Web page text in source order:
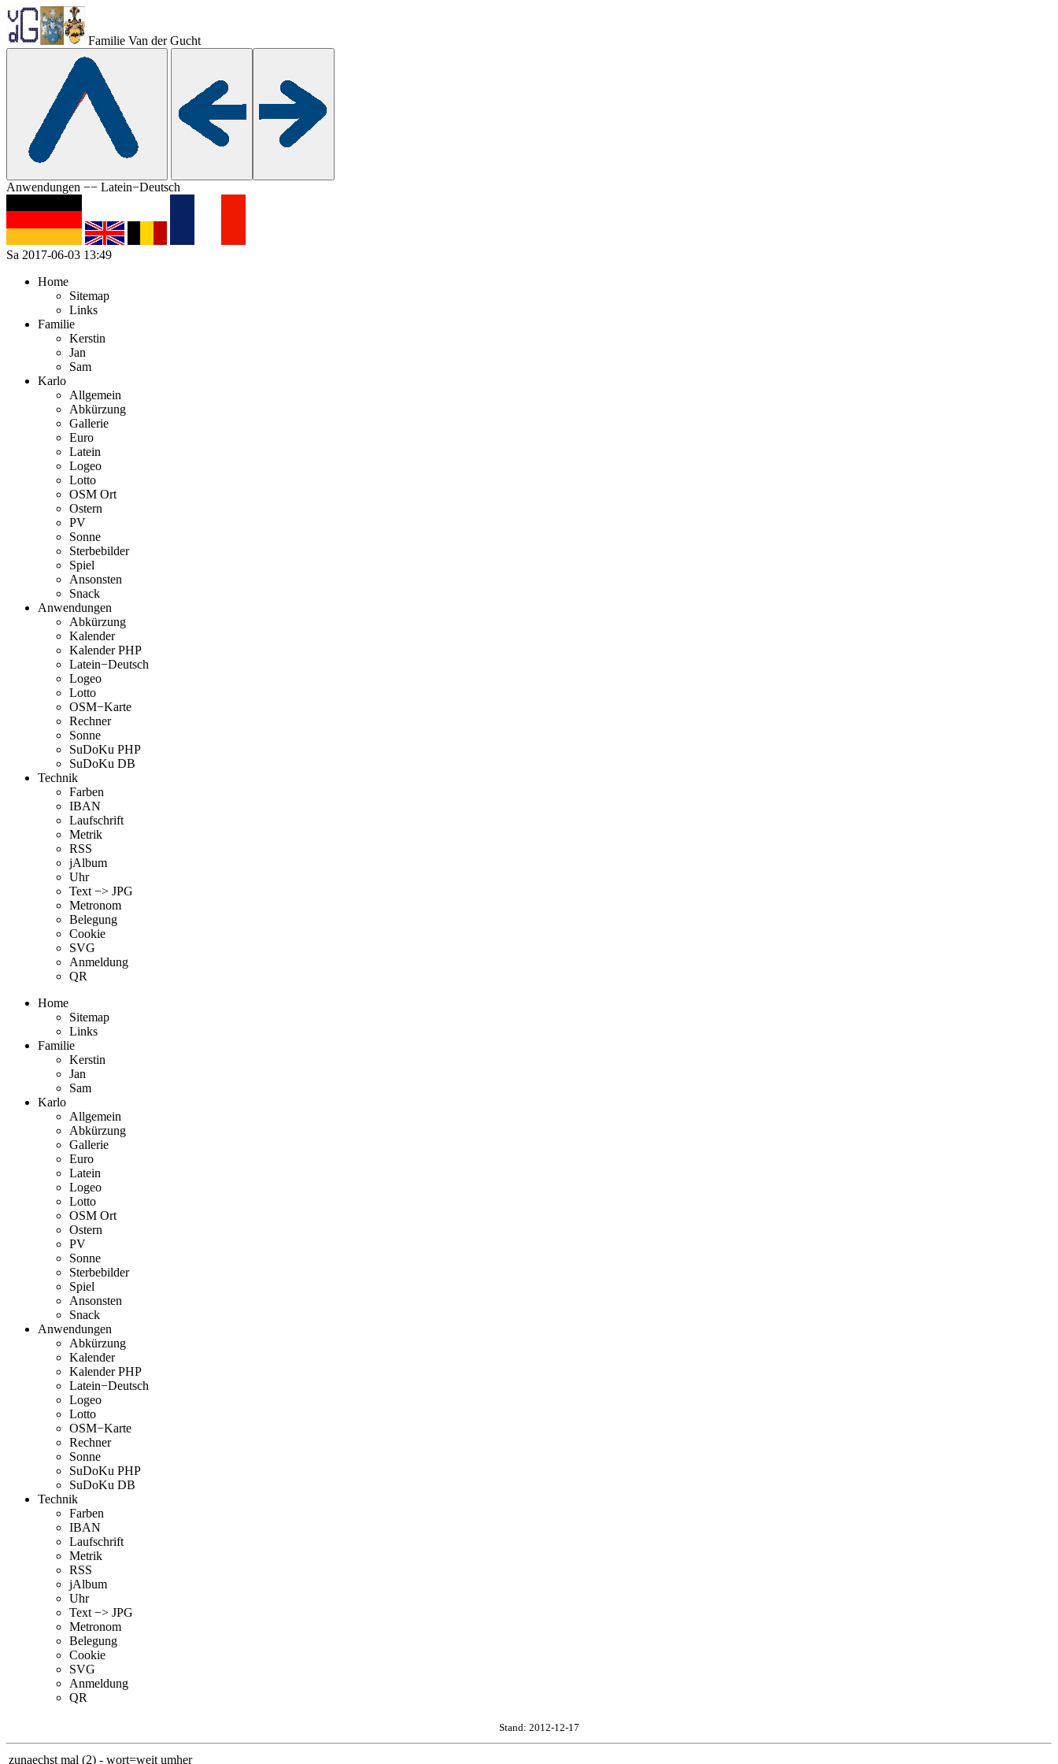
Familie Van der Gucht
Anwendungen −− Latein−Deutsch
Sa 2017-06-03 13:49
Home
Sitemap
Links
Familie
Kerstin
Jan
Sam
Karlo
Allgemein
Abkürzung
Gallerie
Euro
Latein
Logeo
Lotto
OSM Ort
Ostern
PV
Sonne
Sterbebilder
Spiel
Ansonsten
Snack
Anwendungen
Abkürzung
Kalender
Kalender PHP
Latein−Deutsch
Logeo
Lotto
OSM−Karte
Rechner
Sonne
SuDoKu PHP
SuDoKu DB
Technik
Farben
IBAN
Laufschrift
Metrik
RSS
jAlbum
Uhr
Text −> JPG
Metronom
Belegung
Cookie
SVG
Anmeldung
QR
Home
Sitemap
Links
Familie
Kerstin
Jan
Sam
Karlo
Allgemein
Abkürzung
Gallerie
Euro
Latein
Logeo
Lotto
OSM Ort
Ostern
PV
Sonne
Sterbebilder
Spiel
Ansonsten
Snack
Anwendungen
Abkürzung
Kalender
Kalender PHP
Latein−Deutsch
Logeo
Lotto
OSM−Karte
Rechner
Sonne
SuDoKu PHP
SuDoKu DB
Technik
Farben
IBAN
Laufschrift
Metrik
RSS
jAlbum
Uhr
Text −> JPG
Metronom
Belegung
Cookie
SVG
Anmeldung
QR
Stand: 2012-12-17
zunaechst mal (2) - wort=weit umher